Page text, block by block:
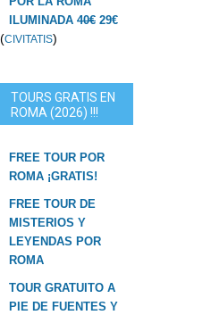
ILUMINADA 40€ 29€
(CIVITATIS)
TOURS GRATIS EN
ROMA (2026) !!!
FREE TOUR POR
ROMA ¡GRATIS!
FREE TOUR DE
MISTERIOS Y
LEYENDAS POR
ROMA
TOUR GRATUITO A
PIE DE FUENTES Y